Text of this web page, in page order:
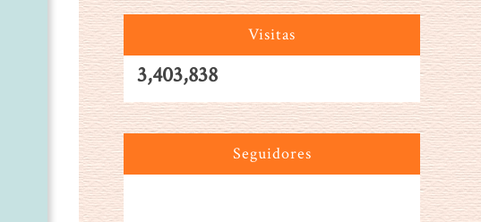
Visitas
3,403,838
Seguidores